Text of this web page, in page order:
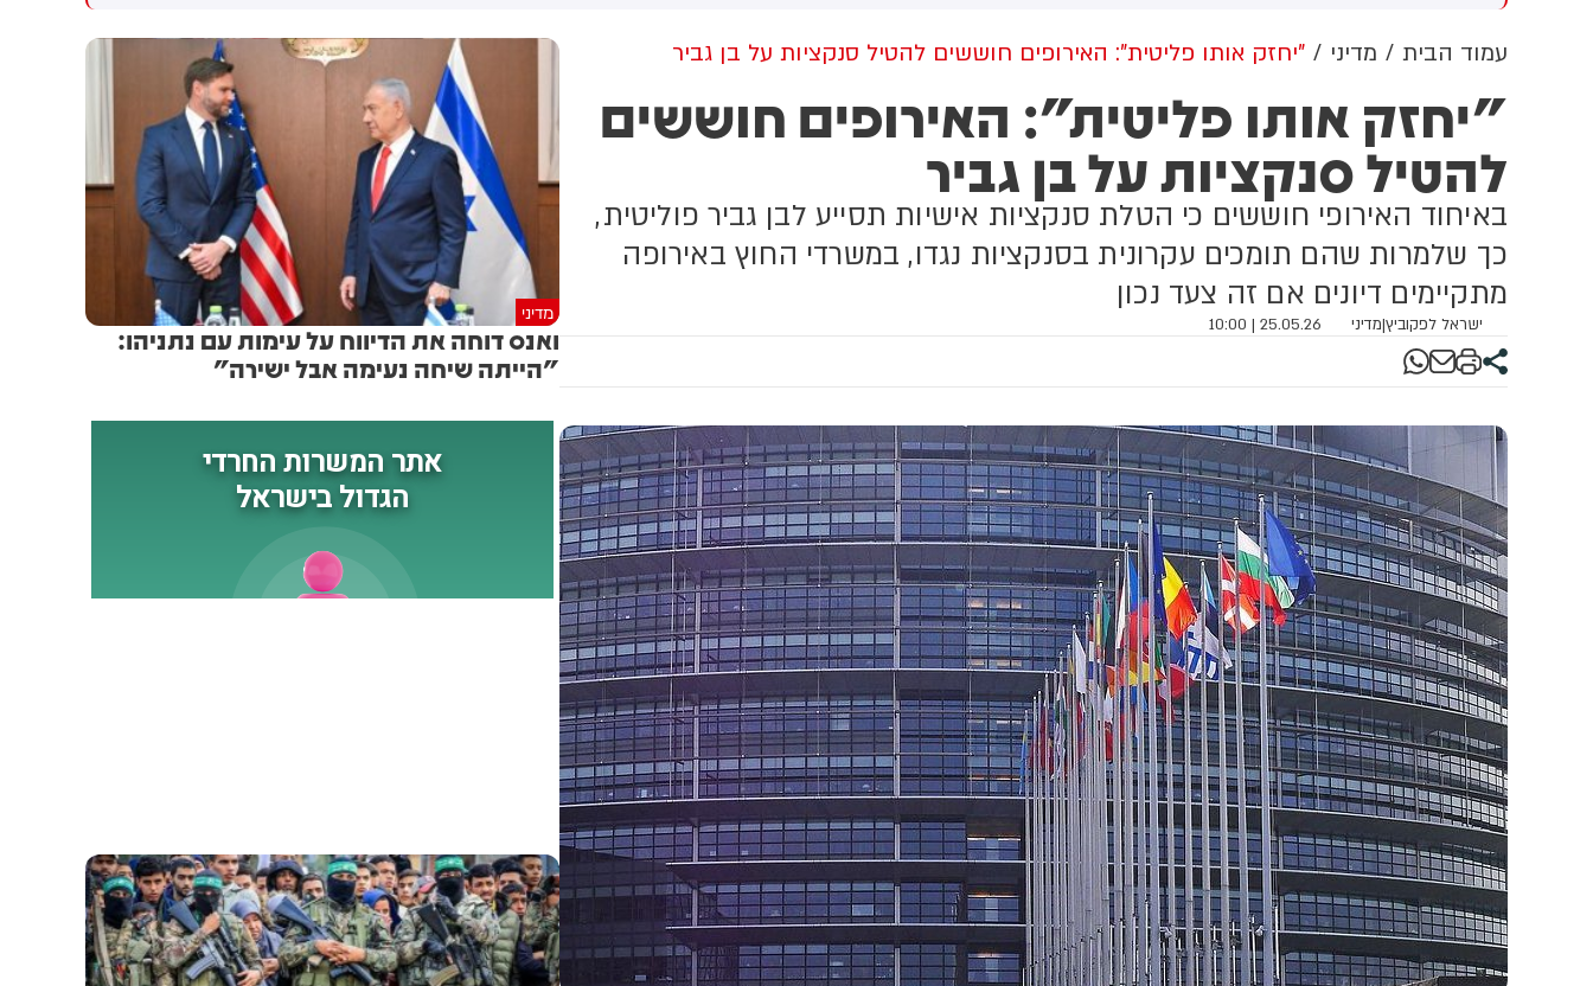
האזרחי. המהלך תלוי באישור
מוסדות המפלגה, לקראת ועידת
באוגוסט
שיתוף פעולה יהודי ערבי בתחום
המהלך יעבור את מוסדות
המפלגה ויגיע לקו הסיום.
הועידה של רע״ם צפויה להתקיים
ב-22.8
בהצלחה בהמשך דרכו"
שנת 2019. לאורך השנים הייתה
לי הזכות להשפיע על נושאים
הקרובים לליבי, הן כחבר כנסת
והן כסגן השר לביטחון הפנים.
אני מבקש להודות ליאיר לפיד,
לחברי וחברות הכנסת ולפעילות
ולפעילי המפלגה על השותפות,
האמון והעבודה המשותפת למען
מדינת ישראל. אני מאחל הצלחה
רבה ליש עתיד ולמפלגת ביחד,
שימשיכו לפעול בנחישות למען
אזרחי מדינת ישראל.
עתיד. לאורך כל שנות שירותו
ביש עתיד, בכנסת וכסגן השר
לביטחון הפנים, הוא פעל
ומקצועיות למען אזרחי ישראל
ושמירה על שלטון החוק. בזמן
ממשלת השינוי פעלנו יחד
הפשיעה בישראל ואני מודה לו
על כך. אני מודה ליואב על
התרומה שלו ליש עתיד ולמדינת
ישראל ומאחל לו בהצלחה
בהמשך דרכו.
עמוד הבית מדיני "יחזק אותו פליטית": האירופים חוששים להטיל סנקציות על בן גביר
"יחזק אותו פליטית": האירופים חוששים
להטיל סנקציות על בן גביר
באיחוד האירופי חוששים כי הטלת סנקציות אישיות תסייע לבן גביר פוליטית,
כך שלמרות שהם תומכים עקרונית בסנקציות נגדו, במשרדי החוץ באירופה
מתקיימים דיונים אם זה צעד נכון
ישראל לפקוביץ|מדיני 25.05.26 | 10:00
מדיני
ואנס דוחה את הדיווח על עימות עם נתניהו:
"הייתה שיחה נעימה אבל ישירה"